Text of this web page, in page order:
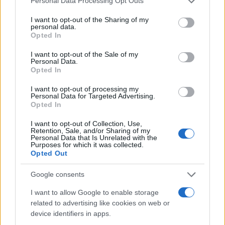
not limited to your visit or usage behaviour. You may click to
grant or deny consent to Google and its third-party tags to
use your data for below specified purposes in below Google
consent section.
I want to opt-out of the Sharing of my
personal data.
Opted In
I want to opt-out of the Sale of my
Personal Data.
Opted In
I want to opt-out of processing my
Personal Data for Targeted Advertising.
Opted In
I want to opt-out of Collection, Use,
Retention, Sale, and/or Sharing of my
Personal Data that Is Unrelated with the
Purposes for which it was collected.
Opted Out
Google consents
I want to allow Google to enable storage
related to advertising like cookies on web or
device identifiers in apps.
Αυτή τη στιγμή, το μεγαλύτερο smartphone της
εταιρίας είναι το Samsung Infuse 4G, με οθόνη 4.5'',
ενώ το μικρότερο tablet της είναι το Samsung Galaxy
Tab με οθόνη 7'', οπότε δε μπορούμε να το
κατατάξουμε ακόμα σε μια κατηγορία.